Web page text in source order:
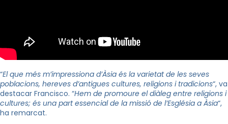
“El que més m’impressiona d’Àsia és la varietat de les seves
poblacions, hereves d’antigues cultures, religions i tradicions“, va
destacar Francisco. “Hem de promoure el diàleg entre religions i
cultures; és una part essencial de la missió de l’Església a Àsia“,
ha remarcat.